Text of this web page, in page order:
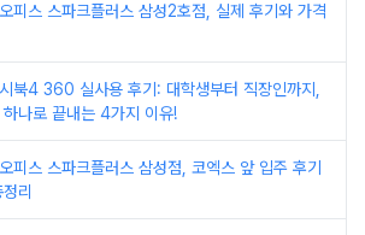
피스 스파크플러스 삼성2호점, 실제 후기와 가격
북4 360 실사용 후기: 대학생부터 직장인까지,
하나로 끝내는 4가지 이유!
피스 스파크플러스 삼성점, 코엑스 앞 입주 후기
리